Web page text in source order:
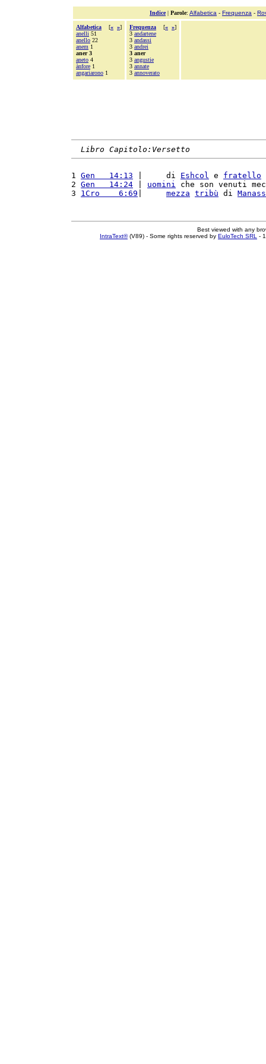
Indice| Parole: Alfabetica - Frequenza -
Alfabetica [« »]
anelli 51
anello 22
anem 1
aner 3
aneto 4
ànfore 1
angariarono 1
Frequenza [« »]
3 andartene
3 andassi
3 andrei
3 aner
3 angustie
3 annate
3 annoverato
Libro Capitolo:Versetto
1 Gen   14:13 |     di Eshcol e fratello
2 Gen   14:24 uomini che son venuti
3 1Cro    6:69 mezza tribù di
Best viewed with any
IntraText®(V89) - Some rights reserved by EuloTech SRL -